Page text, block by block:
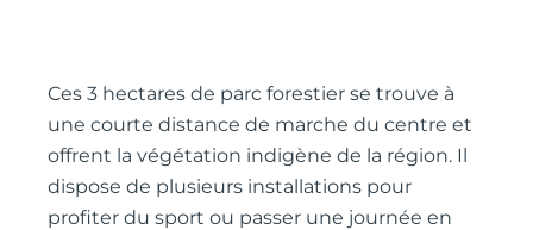
Ces 3 hectares de parc forestier se trouve à
une courte distance de marche du centre et
offrent la végétation indigène de la région. Il
dispose de plusieurs installations pour
profiter du sport ou passer une journée en